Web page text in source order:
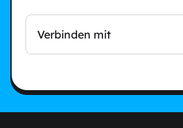
Verbinden mit